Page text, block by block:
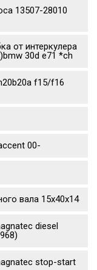
13507-28010
от интеркулера
30d e71 *ch
f15/f16
00-
вала 15x40x14
diesel
stop-start